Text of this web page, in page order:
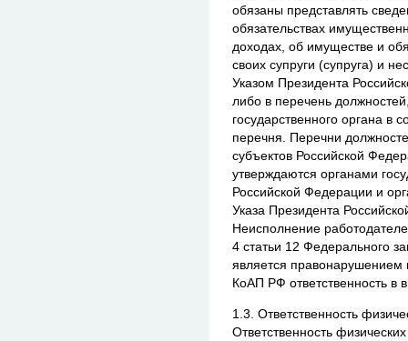
обязаны представлять
обязательствах
доходах, об имуществе и
своих супруги (супруга) и
Указом Президента
либо в перечень
государственного органа в
перечня. Перечни
субъектов Российской
утверждаются органами
Российской Федерации и
Указа Президента
Неисполнение
4 статьи 12 Федерального
является правонарушением
КоАП РФ ответственность в
1.3. Ответственность
Ответственность